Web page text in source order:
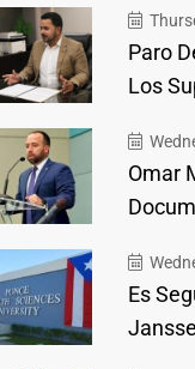
Paro
Los
Omar
Es